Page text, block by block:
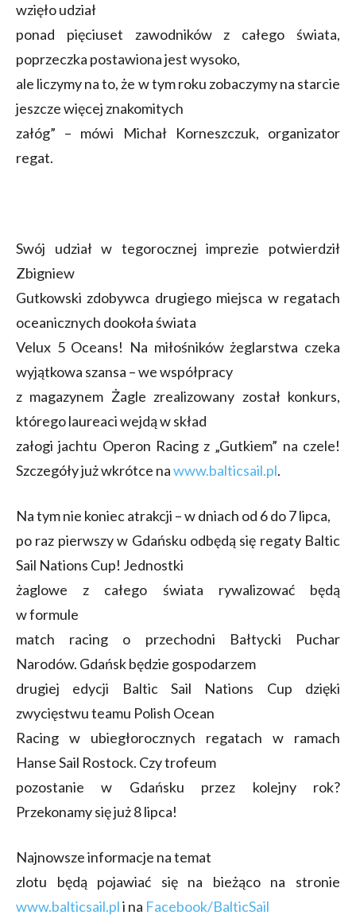
wzięło udział
ponad pięciuset zawodników z całego świata,
poprzeczka postawiona jest wysoko,
ale liczymy na to, że w tym roku zobaczymy na starcie
jeszcze więcej znakomitych
załóg” – mówi Michał Korneszczuk, organizator
regat.
Swój udział w tegorocznej imprezie potwierdził
Zbigniew
Gutkowski zdobywca drugiego miejsca w regatach
oceanicznych dookoła świata
Velux 5 Oceans! Na miłośników żeglarstwa czeka
wyjątkowa szansa – we współpracy
z magazynem Żagle zrealizowany został konkurs,
którego laureaci wejdą w skład
załogi jachtu Operon Racing z „Gutkiem” na czele!
Szczegóły już wkrótce nawww.balticsail.pl.
Na tym nie koniec atrakcji – w dniach od 6 do 7 lipca,
po raz pierwszy w Gdańsku odbędą się regaty Baltic
Sail Nations Cup! Jednostki
żaglowe z całego świata rywalizować będą
w formule
match racing o przechodni Bałtycki Puchar
Narodów. Gdańsk będzie gospodarzem
drugiej edycji Baltic Sail Nations Cup dzięki
zwycięstwu teamu Polish Ocean
Racing w ubiegłorocznych regatach w ramach
Hanse Sail Rostock. Czy trofeum
pozostanie w Gdańsku przez kolejny rok?
Przekonamy się już 8 lipca!
Najnowsze informacje na temat
zlotu będą pojawiać się na bieżąco na stronie
www.balticsail.pli na Facebook/BalticSail